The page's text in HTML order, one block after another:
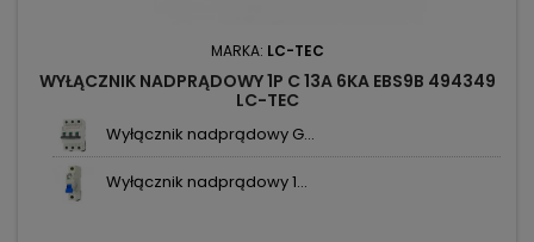
MARKA: LC-TEC
WYŁĄCZNIK NADPRĄDOWY 1P C 13A 6KA EBS9B 494349
LC-TEC
Wyłącznik nadprądowy G...
Wyłącznik nadprądowy 1...